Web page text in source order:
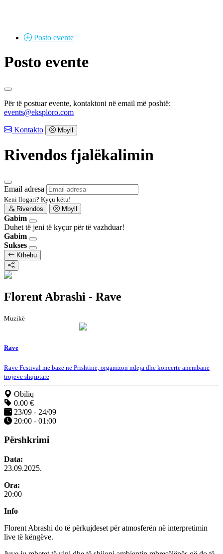
Posto evente
Posto evente
Për të postuar evente, kontaktoni në email më poshtë:
events@eksploro.com
Kontakto Mbyll
Rivendos fjalëkalimin
Email adresa
Keni llogari? Kyçu këtu!
Rivendos
Mbyll
Gabim
Duhet të jeni të kyçur për të vazhduar!
Gabim
Sukses
Kthehu
Florent Abrashi - Rave
Muzikë
Rave
Rave Festival me bazë në Prishtinë, organizon ndeja dhe koncerte anembanë
trojeve shqiptare
Obiliq
0.00 €
23/09 - 24/09
20:00 - 01:00
Përshkrimi
Data:
23.09.2025.
Ora:
20:00
Info
Florent Abrashi do të përkujdeset për atmosferën në interpretimin
live të këngëve.